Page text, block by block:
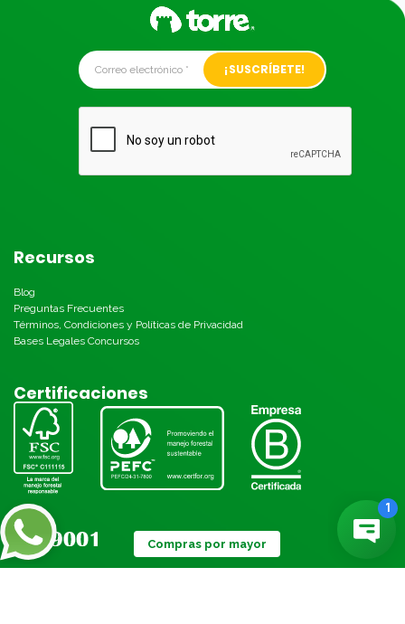
Alternative:
Recursos
Blog
Preguntas Frecuentes
Términos, Condiciones y Políticas de Privacidad
Bases Legales Concursos
Certificaciones
Compras por mayor